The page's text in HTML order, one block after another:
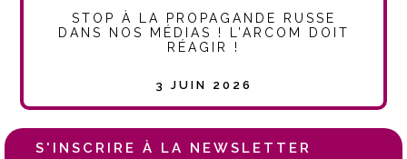
STOP À LA PROPAGANDE RUSSE
DANS NOS MÉDIAS ! L’ARCOM DOIT
RÉAGIR !
3 JUIN 2026
S'INSCRIRE À LA NEWSLETTER